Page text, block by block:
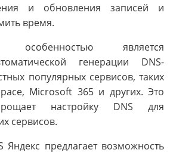
и обновления записей и
время.
особенностью является
генерации DNS-
популярных сервисов, таких
Microsoft 365 и других. Это
настройку DNS для
сервисов.
Яндекс предлагает возможность